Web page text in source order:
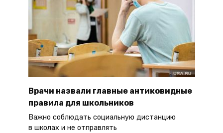
Врачи назвали главные антиковидные
правила для школьников
Важно соблюдать социальную дистанцию
в школах и не отправлять